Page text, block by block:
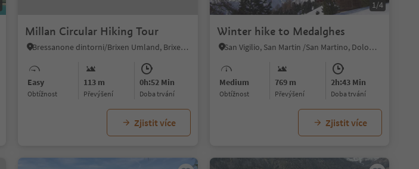
Millan Circular Hiking Tour
Bressanone dintorni/Brixen Umland, Brixen/Bressanone, Brixen/Bressanone and environs
Easy
Obtížnost
113 m
Převýšení
0h:52 Min
doba trvání
Zjistit více
1/4
Winter hike to Medalghes
San Vigilio, San Martin /San Martino, Dolomites Region Kronplatz/Plan de Corones
Medium
Obtížnost
769 m
Převýšení
2h:43 Min
doba trvání
Zjistit více